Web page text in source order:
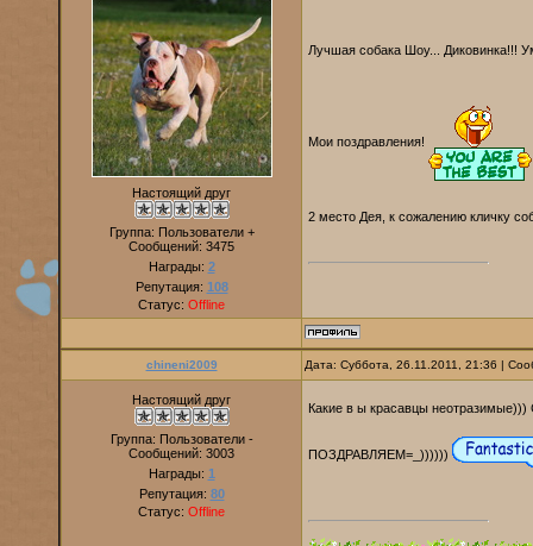
Настоящий друг
Группа: Пользователи +
Сообщений: 3475
Награды: 2
Репутация: 108
Статус: Offline
Лучшая собака Шоу... Диковинка!!!
Мои поздравления!
2 место Дея, к сожалению кличку
chineni2009 Дата: Суббота, 26.11.2011, 21:36 |
Настоящий друг
Группа: Пользователи -
Сообщений: 3003
Награды: 1
Репутация: 80
Статус: Offline
Какие в ы красавцы неотразимые)))
ПОЗДРАВЛЯЕМ=_))))))